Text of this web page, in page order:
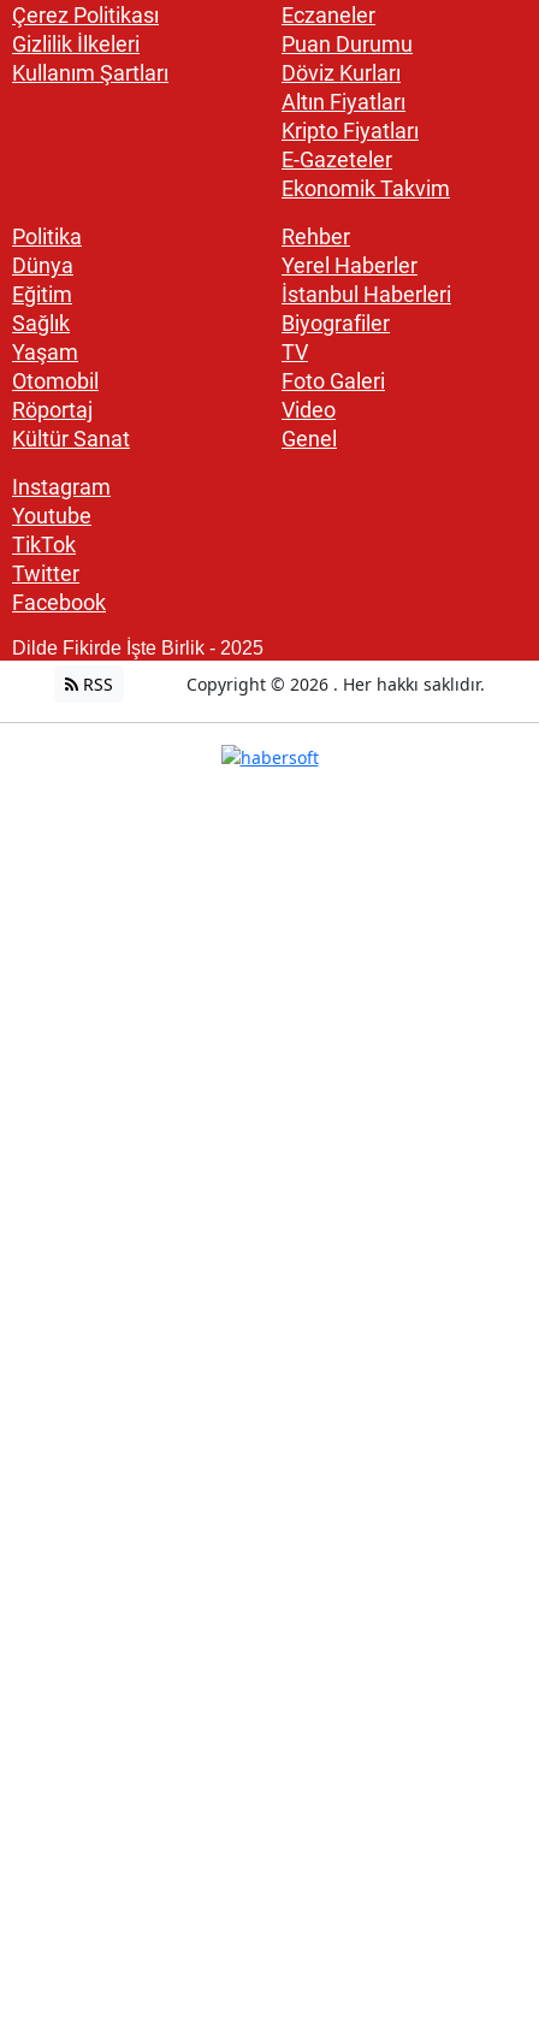
Çerez Politikası
Gizlilik İlkeleri
Kullanım Şartları
Eczaneler
Puan Durumu
Döviz Kurları
Altın Fiyatları
Kripto Fiyatları
E-Gazeteler
Ekonomik Takvim
Politika
Dünya
Eğitim
Sağlık
Yaşam
Otomobil
Röportaj
Kültür Sanat
Rehber
Yerel Haberler
İstanbul Haberleri
Biyografiler
TV
Foto Galeri
Video
Genel
Instagram
Youtube
TikTok
Twitter
Facebook
Dilde Fikirde İşte Birlik - 2025
RSS Copyright © 2026 . Her hakkı saklıdır.